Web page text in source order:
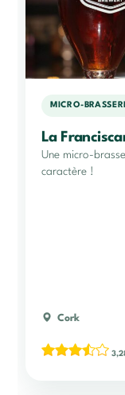
MICRO-
La
Une micro-
caractère !
Cork